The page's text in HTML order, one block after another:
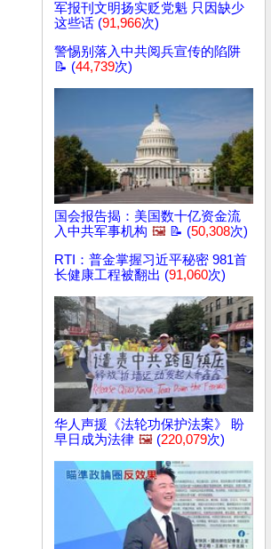
军报刊文明扬实贬党魁 只因缺少
这些话 (91,966次)
警惕别落入中共阅兵宣传的陷阱
📝 (44,739次)
国会报告揭：美国数十亿资金流
入中共军事机构 🖼️ 📝 (50,308次)
RTI：普金掌握习近平秘密 981首
长健康工程被翻出 (91,060次)
华人声援《法轮功保护法案》 盼
早日成为法律 🖼️ (220,079次)